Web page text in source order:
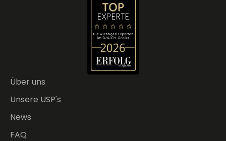
Über uns
Unsere USP's
News
FAQ